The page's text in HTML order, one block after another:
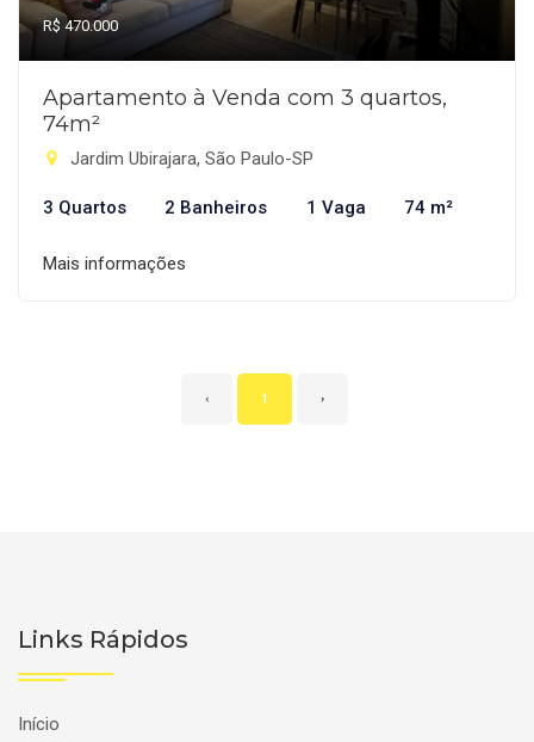
R$ 470.000
Apartamento à Venda com 3 quartos,
74m²
Jardim Ubirajara, São Paulo-SP
3 Quartos 2 Banheiros 1 Vaga 74 m²
Mais informações
‹ 1 ›
Links Rápidos
Início